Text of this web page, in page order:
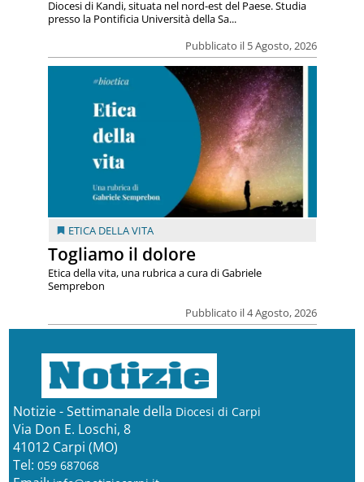
Pubblicato il 5 Agosto, 2026
Diocesi di Kandi, situata nel nord-est del Paese. Studia
presso la Pontificia Università della Sa...
ETICA DELLA VITA
Togliamo il dolore
Pubblicato il 4 Agosto, 2026
Etica della vita, una rubrica a cura di Gabriele
Semprebon
Notizie - Settimanale della Diocesi di Carpi
Via Don E. Loschi, 8
41012 Carpi (MO)
Tel: 059 687068